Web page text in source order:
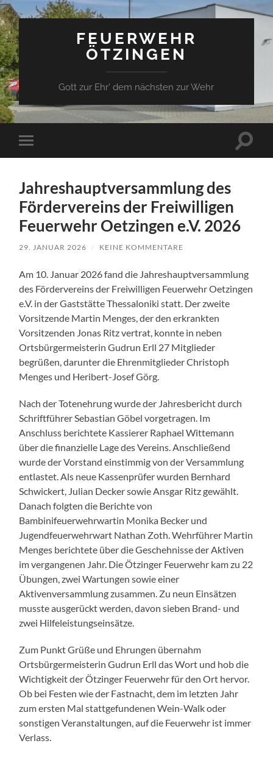
FEUERWEHR
ÖTZINGEN
Gott zur Ehr' dem nächsten zur Wehr
Mobile-
Menü
Jahreshauptversammlung des
Fördervereins der Freiwilligen
Feuerwehr Oetzingen e.V. 2026
29. JANUAR 2026 / KEINE KOMMENTARE
Am 10. Januar 2026 fand die Jahreshauptversammlung
des Fördervereins der Freiwilligen Feuerwehr Oetzingen
e.V. in der Gaststätte Thessaloniki statt. Der zweite
Vorsitzende Martin Menges, der den erkrankten
Vorsitzenden Jonas Ritz vertrat, konnte in neben
Ortsbürgermeisterin Gudrun Erll 27 Mitglieder
begrüßen, darunter die Ehrenmitglieder Christoph
Menges und Heribert-Josef Görg.
Nach der Totenehrung wurde der Jahresbericht durch
Schriftführer Sebastian Göbel vorgetragen. Im
Anschluss berichtete Kassierer Raphael Wittemann
über die finanzielle Lage des Vereins. Anschließend
wurde der Vorstand einstimmig von der Versammlung
entlastet. Als neue Kassenprüfer wurden Bernhard
Schwickert, Julian Decker sowie Ansgar Ritz gewählt.
Danach folgten die Berichte von
Bambinifeuerwehrwartin Monika Becker und
Jugendfeuerwehrwart Nathan Zoth. Wehrführer Martin
Menges berichtete über die Geschehnisse der Aktiven
im vergangenen Jahr. Die Ötzinger Feuerwehr kam zu 22
Übungen, zwei Wartungen sowie einer
Aktivenversammlung zusammen. Zu neun Einsätzen
musste ausgerückt werden, davon sieben Brand- und
zwei Hilfeleistungseinsätze.
Zum Punkt Grüße und Ehrungen übernahm
Ortsbürgermeisterin Gudrun Erll das Wort und hob die
Wichtigkeit der Ötzinger Feuerwehr für den Ort hervor.
Ob bei Festen wie der Fastnacht, dem im letzten Jahr
zum ersten Mal stattgefundenen Wein-Walk oder
sonstigen Veranstaltungen, auf die Feuerwehr ist immer
Verlass.